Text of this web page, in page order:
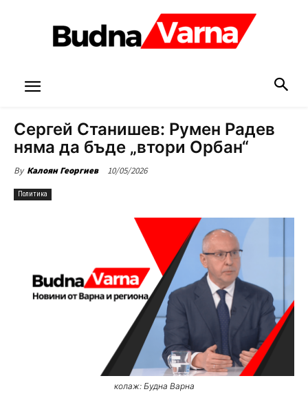
Сергей Станишев: Румен Радев
няма да бъде „втори Орбан“
By Калоян Георгиев 10/05/2026
Политика
колаж: Будна Варна